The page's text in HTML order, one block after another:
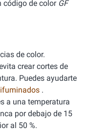
código de color GF
de color.
crear cortes de
Puedes ayudarte
.
a una temperatura
por debajo de 15
al 50 %.